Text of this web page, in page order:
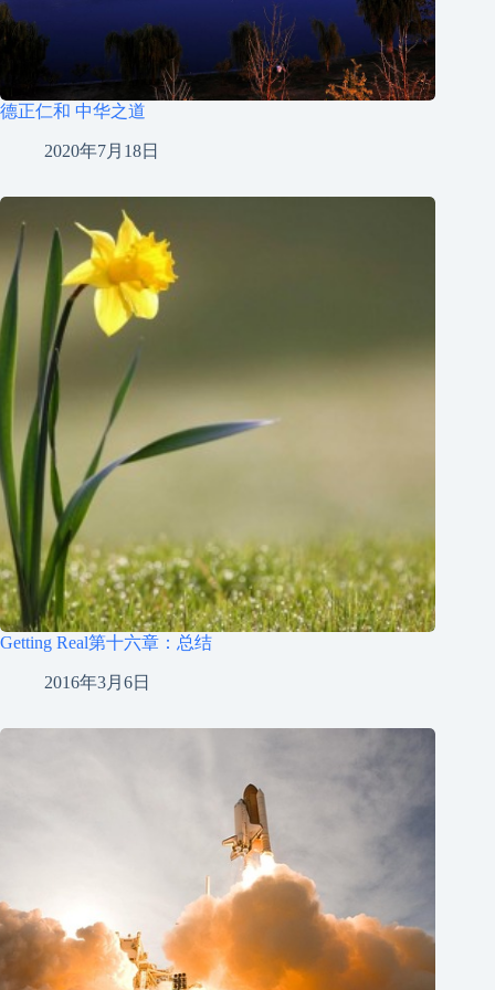
德正仁和 中华之道
2020年7月18日
Getting Real第十六章：总结
2016年3月6日